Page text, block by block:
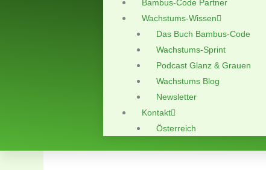
Bambus-Code Partner
Wachstums-Wissen
Das Buch Bambus-Code
Wachstums-Sprint
Podcast Glanz & Grauen
Wachstums Blog
Newsletter
Kontakt
Österreich